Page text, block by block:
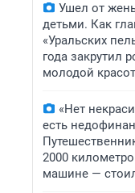
Ушел от
детьми. Как
«Уральских
года закрутил
молодой
«Нет
есть
2000
машине —